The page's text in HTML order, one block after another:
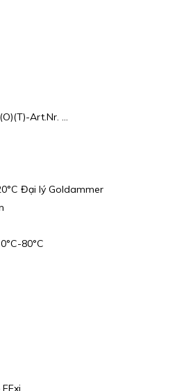
Art.Nr. …
Đại lý Goldammer
80°C